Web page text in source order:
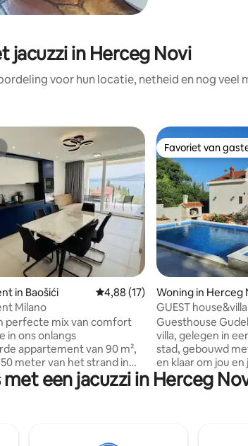
jacuzzi in Herceg Novi
voor hun locatie, netheid en nog veel
4,88 uit 5, 34 recensies
in Baošići Gemiddelde beoordeling van
4,88 (17)
Milano
perfecte mix van comfort
in ons onlangs
appartement van 90 m²,
meter van het strand in
moderne appartement
een groot terras met een
gezinnen of groepen. Of je
Favoriet van
Favoriet van
Woning in Herceg
GUEST
Guesthouse
villa, gelegen in
stad, gebouwd
en klaar om jou en
ontvangen en je
mogelijk te
een jacuzzi in Herceg